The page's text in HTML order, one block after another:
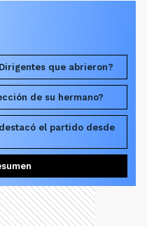
que abrieron?
de su hermano?
el partido desde